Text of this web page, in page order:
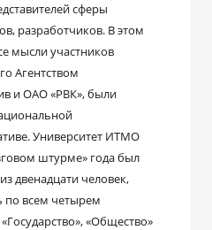
сферы
разработчиков. В этом
мысли участников
Агентством
и ОАО «РВК», были
Университет ИТМО
штурме» года был
двенадцати человек,
по всем четырем
«Общество»